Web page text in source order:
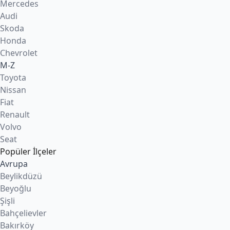
Mercedes
Audi
Skoda
Honda
Chevrolet
M-Z
Toyota
Nissan
Fiat
Renault
Volvo
Seat
Popüler İlçeler
Avrupa
Beylikdüzü
Beyoğlu
Şişli
Bahçelievler
Bakırköy